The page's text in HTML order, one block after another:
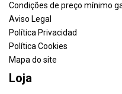
Condições de preço mínimo
Aviso Legal
Política Privacidad
Política Cookies
Mapa do site
Loja